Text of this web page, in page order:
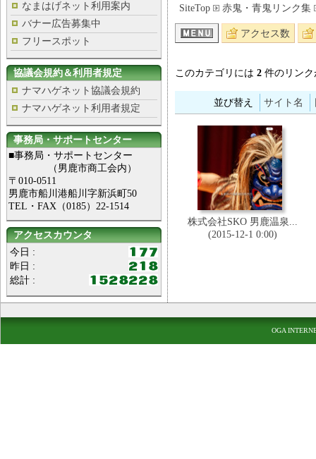
なまはげネット利用案内
バナー広告募集中
フリースポット
協議会規約＆利用者規定
ナマハゲネット協議会規約
ナマハゲネット利用者規定
事務局・サポートセンター
■事務局・サポートセンター
（男鹿市商工会内）
〒010-0511
男鹿市船川港船川字新浜町50
TEL・FAX（0185）22-1514
アクセスカウンタ
今日 :
昨日 :
総計 :
SiteTop 赤鬼・青鬼リンク集
アクセス数
このカテゴリには 2 件のリン
並び替え サイト名
株式会社SKO 男鹿温泉...
(2015-12-1 0:00)
OGA